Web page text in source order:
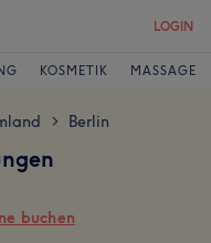
LOGIN
KOSMETIK MASSAGE
> Berlin
buchen